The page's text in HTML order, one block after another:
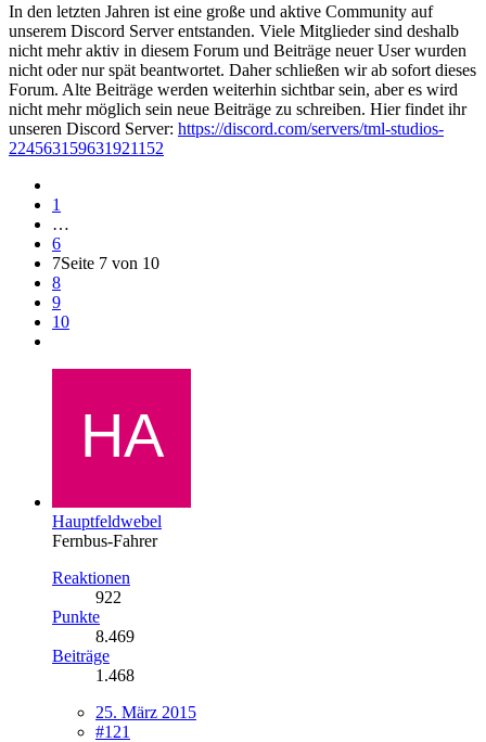
In den letzten Jahren ist eine große und aktive Community auf
unserem Discord Server entstanden. Viele Mitglieder sind deshalb
nicht mehr aktiv in diesem Forum und Beiträge neuer User wurden
nicht oder nur spät beantwortet. Daher schließen wir ab sofort dieses
Forum. Alte Beiträge werden weiterhin sichtbar sein, aber es wird
nicht mehr möglich sein neue Beiträge zu schreiben. Hier findet ihr
unseren Discord Server: https://discord.com/servers/tml-studios-
224563159631921152
1
…
6
7Seite 7 von 10
8
9
10
Hauptfeldwebel
Fernbus-Fahrer
Reaktionen
922
Punkte
8.469
Beiträge
1.468
25. März 2015
#121